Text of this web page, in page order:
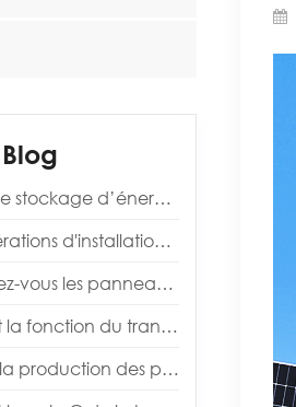
: pourquoi fait-elle toujours 0,5 C ?
l'installation d'un système de stockage d'énergie
solaires à technologie d’hétérojonction (HJT) ?
d'isolement dans l'onduleur solaire&nbsp;?
solaires est toujours inférieure aux prévisions